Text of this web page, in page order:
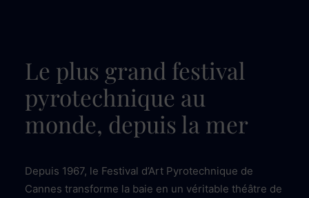
Le plus grand festival
pyrotechnique au
monde, depuis la mer
Depuis 1967, le Festival d’Art Pyrotechnique de
Cannes transforme la baie en un véritable théâtre de